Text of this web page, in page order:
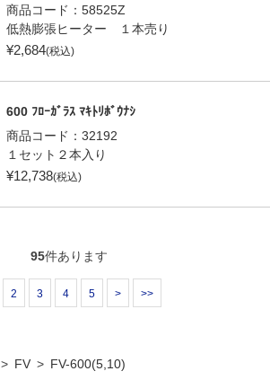
商品コード： 58525Z
低熱膨張ヒーター １本売り
¥2,684(税込)
600 ﾌﾛｰｶﾞﾗｽ ﾏｷﾄﾘﾎﾞｳﾅｼ
商品コード： 32192
１セット２本入り
¥12,738(税込)
95件あります
2 3 4 5 > >>
> FV > FV-600(5,10)